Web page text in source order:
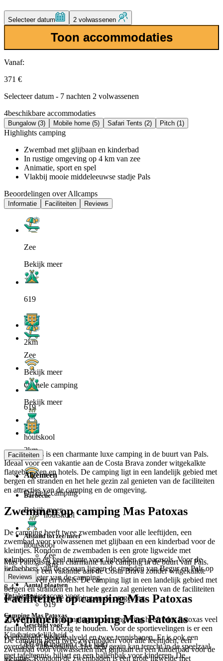
Selecteer datum 2 volwassenen
Toon accommodaties
Vanaf:
371 €
Selecteer datum - 7 nachten 2 volwassenen
4beschikbare accommodaties
Bungalow (3) Mobile home (5) Safari Tents (2) Pitch (1)
Highlights camping
Zwembad met glijbaan en kinderbad
In rustige omgeving op 4 km van zee
Animatie, sport en spel
Vlakbij mooie middeleeuwse stadje Pals
Beoordelingen over Allcamps
Informatie Faciliteiten Reviews
Zee
Bekijk meer
619
2km
Op hele camping
Bekijk meer
houtskool
Mas Patoxas is een charmante luxe camping in de buurt van Pals.
Ideaal voor een vakantie aan de Costa Brava zonder witgekalkte
flatgebouwen en hotels. De camping ligt in een landelijk gebied met
bergen en stranden en het hele gezin zal genieten van de faciliteiten
en attracties van de camping en de omgeving.
Zwemmen op camping Mas Patoxas
De camping heeft twee zwembaden voor alle leeftijden, een
zwembad voor volwassenen met glijbaan en een kinderbad voor de
kleintjes. Rondom de zwembaden is een grote ligweide met
palmbomen en veel ruimte voor ligbedden en parasols. Voor de
liefhebbers van de oceaan liggen de stranden van Begur en Pals op
ca 4 kilometer van de camping.
Faciliteiten op camping Mas Patoxas
Als een van de topcampings in de omgeving heeft Mas Patoxas veel
faciliteiten om u bezig te houden. Voor de sportievelingen is er een
voetbalveld, basketbalveld en twee tennisbanen. Er is ook een
overdekte fitnessruimte. Het hele gezin kan terecht in de speelzaal
met tafeltennis, biljart en een ballenbak voor kinderen. De
Zee
Bekijk meer
619
2km
Op hele camping
Bekijk meer
houtskool
Mas Patoxas is een charmante luxe camping in de buurt van Pals.
Ideaal voor een vakantie aan de Costa Brava zonder witgekalkte
flatgebouwen en hotels. De camping ligt in een landelijk gebied met
bergen en stranden en het hele gezin zal genieten van de faciliteiten
en attracties van de camping en de omgeving.
Zwemmen op camping Mas Patoxas
De camping heeft twee zwembaden voor alle leeftijden, een
zwembad voor volwassenen met glijbaan en een kinderbad voor de
kleintjes. Rondom de zwembaden is een grote ligweide met
Faciliteiten
Algemeen
Barbecue
houtskool
Afstand tot zee/meer
Zee
5km
Aantal plaatsen
619
Geschikt voor
Kinderen (5-11 jaar)
Reviews
8.4
Totale reviewscore voor
Camping Mas Patoxas
Kindvriendelijkheid
8.9/ 10